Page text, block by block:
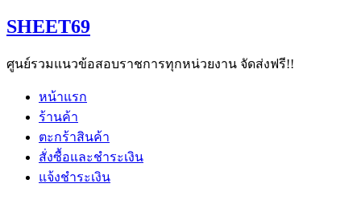
Skip
to
SHEET69
ศูนย์รวมแนวข้อสอบราชการทุกหน่วยงาน จัดส่งฟรี!!
หน้าแรก
ร้านค้า
ตะกร้าสินค้า
สั่งซื้อและชำระเงิน
แจ้งชำระเงิน